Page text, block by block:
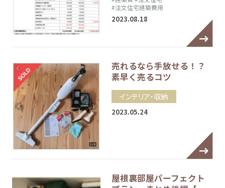
#注文住宅建築費用
2023.08.18
売れるなら手放せる！？
素早く売るコツ
インテリア・収納
2023.05.24
屋根裏部屋パーフェクト